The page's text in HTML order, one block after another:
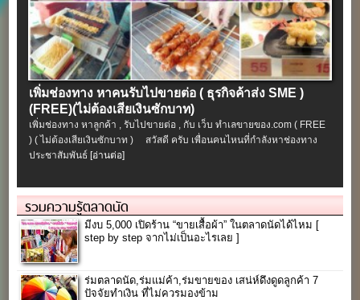
เพิ่มช่องทาง หาคนรับไปขายต่อ ( ธุรกิจค้าส่ง SME )
(FREE)(ไม่ต้องเสียเงินซักบาท)
เพิ่มช่องทาง หาลูกค้า , รับไปขายต่อ , กับ เว็บ ทำเลขายของ.com ( FREE
) ( ไม่ต้องเสียเงินซักบาท ) สวัสดี ครับ เพื่อนคนไหนที่กำลังหาช่องทาง
ประชาสัมพันธ์[อ่านต่อ]
รวมความรู้ตลาดนัด
มีงบ 5,000 เปิดร้าน “ขายเสื้อผ้า” ในตลาดนัดได้ไหม [
step by step จากไม่เป็นอะไรเลย ]
ร่มตลาดนัด,ร่มแม่ค้า,ร่มขายของ เสน่ห์ดึงดูดลูกค้า 7
ปัจจัยทำเงิน ที่ไม่ควรมองข้าม